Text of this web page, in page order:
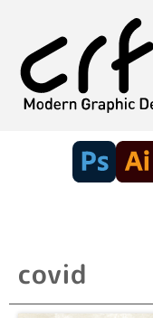
covid